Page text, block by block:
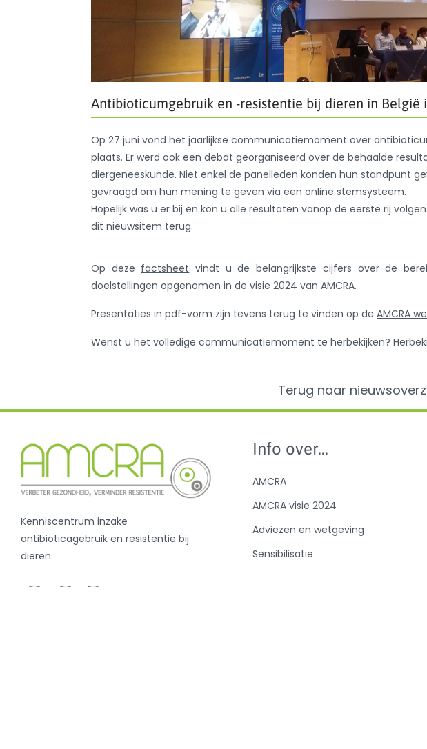
Antibioticumgebruik en -resistentie bij dieren in België
Op 27 juni vond het jaarlijkse communicatiemoment over
plaats. Er werd ook een debat georganiseerd over de behaalde
diergeneeskunde. Niet enkel de panelleden konden hun standpunt
gevraagd om hun mening te geven via een online stemsysteem.
Hopelijk was u er bij en kon u alle resultaten vanop de eerste rij
dit nieuwsitem terug.
Op deze factsheet vindt u de belangrijkste cijfers over de
doelstellingen opgenomen in de visie 2024 van AMCRA.
Presentaties in pdf-vorm zijn tevens terug te vinden op de AMCRA
Wenst u het volledige communicatiemoment te herbekijken?
Terug naar
Kenniscentrum inzake
antibioticagebruik en resistentie bij
dieren.
Info over...
AMCRA
AMCRA visie 2024
Adviezen en wetgeving
Sensibilisatie